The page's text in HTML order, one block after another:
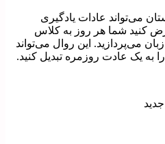
می‌تواند عادات یادگیری
کنید شما هر روز به کلاس
می‌پردازید. این روال می‌تواند
به یک عادت روزمره تبدیل کنید.